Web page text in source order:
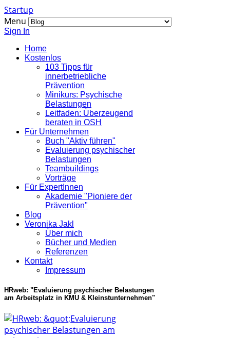
Startup
Menu
Sign In
Home
Kostenlos
103 Tipps für
innerbetriebliche
Prävention
Minikurs: Psychische
Belastungen
Leitfaden: Überzeugend
beraten in OSH
Für Unternehmen
Buch "Aktiv führen"
Evaluierung psychischer
Belastungen
Teambuildings
Vorträge
Für ExpertInnen
Akademie "Pioniere der
Prävention"
Blog
Veronika Jakl
Über mich
Bücher und Medien
Referenzen
Kontakt
Impressum
HRweb: "Evaluierung psychischer Belastungen
am Arbeitsplatz in KMU & Kleinstunternehmen"